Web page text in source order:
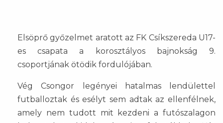
Elsöprő győzelmet aratott az FK Csíkszereda U17-
es csapata a korosztályos bajnokság 9.
csoportjának ötödik fordulójában.
Vég Csongor legényei hatalmas lendülettel
futballoztak és esélyt sem adtak az ellenfélnek,
amely nem tudott mit kezdeni a futószalagon